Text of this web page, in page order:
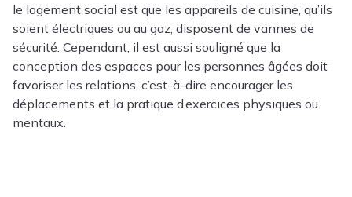
le logement social est que les appareils de cuisine, qu’ils
soient électriques ou au gaz, disposent de vannes de
sécurité. Cependant, il est aussi souligné que la
conception des espaces pour les personnes âgées doit
favoriser les relations, c’est-à-dire encourager les
déplacements et la pratique d’exercices physiques ou
mentaux.